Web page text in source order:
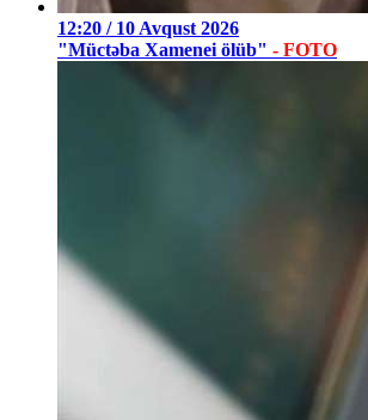
12:20 / 10 Avqust 2026
"Müctəba Xamenei ölüb" - FOTO